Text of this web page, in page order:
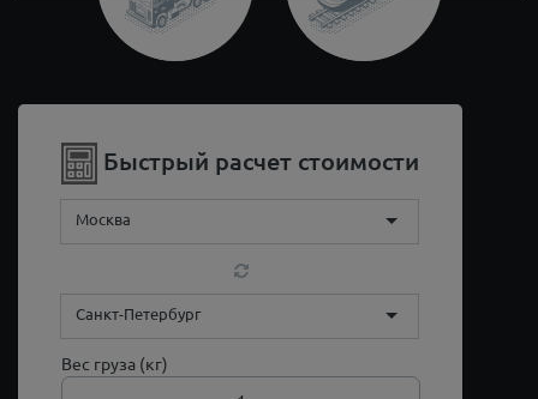
Быстрый расчет стоимости
Москва
Санкт-Петербург
Вес груза (кг)